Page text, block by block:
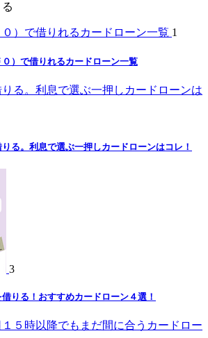
1
）で借りれるカードローン一覧
る。利息で選ぶ一押しカードローンはコレ！
3
りる！おすすめカードローン４選！